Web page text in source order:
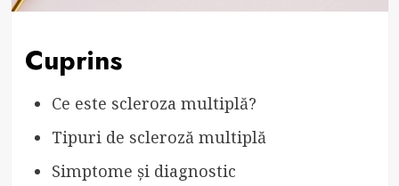
Cuprins
Ce este scleroza multiplă?
Tipuri de scleroză multiplă
Simptome și diagnostic